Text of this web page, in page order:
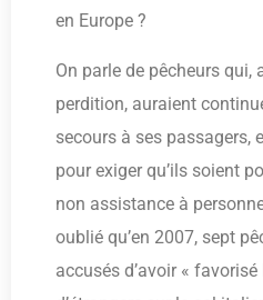
en Europe ?
On parle de pêcheurs qui,
perdition, auraient
secours à ses passagers,
pour exiger qu’ils soient
non assistance à
oublié qu’en 2007, sept
accusés d’avoir « favorisé